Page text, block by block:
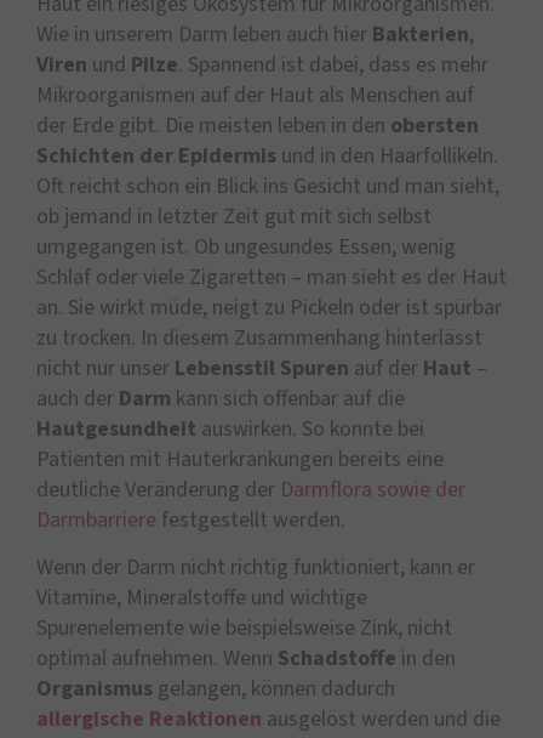
Wie in unserem Darm leben auch hier Bakterien,
Viren und Pilze. Spannend ist dabei, dass es mehr
Mikroorganismen auf der Haut als Menschen auf
der Erde gibt. Die meisten leben in den obersten
Schichten der Epidermis und in den Haarfollikeln.
Oft reicht schon ein Blick ins Gesicht und man sieht,
ob jemand in letzter Zeit gut mit sich selbst
umgegangen ist. Ob ungesundes Essen, wenig
Schlaf oder viele Zigaretten – man sieht es der Haut
an. Sie wirkt müde, neigt zu Pickeln oder ist spürbar
zu trocken. In diesem Zusammenhang hinterlässt
nicht nur unser Lebensstil Spuren auf der Haut –
auch der Darm kann sich offenbar auf die
Hautgesundheit auswirken. So konnte bei
Patienten mit Hauterkrankungen bereits eine
deutliche Veränderung der Darmflora sowie der
Darmbarriere festgestellt werden.
Wenn der Darm nicht richtig funktioniert, kann er
Vitamine, Mineralstoffe und wichtige
Spurenelemente wie beispielsweise Zink, nicht
optimal aufnehmen. Wenn Schadstoffe in den
Organismus gelangen, können dadurch
allergische Reaktionen ausgelöst werden und die